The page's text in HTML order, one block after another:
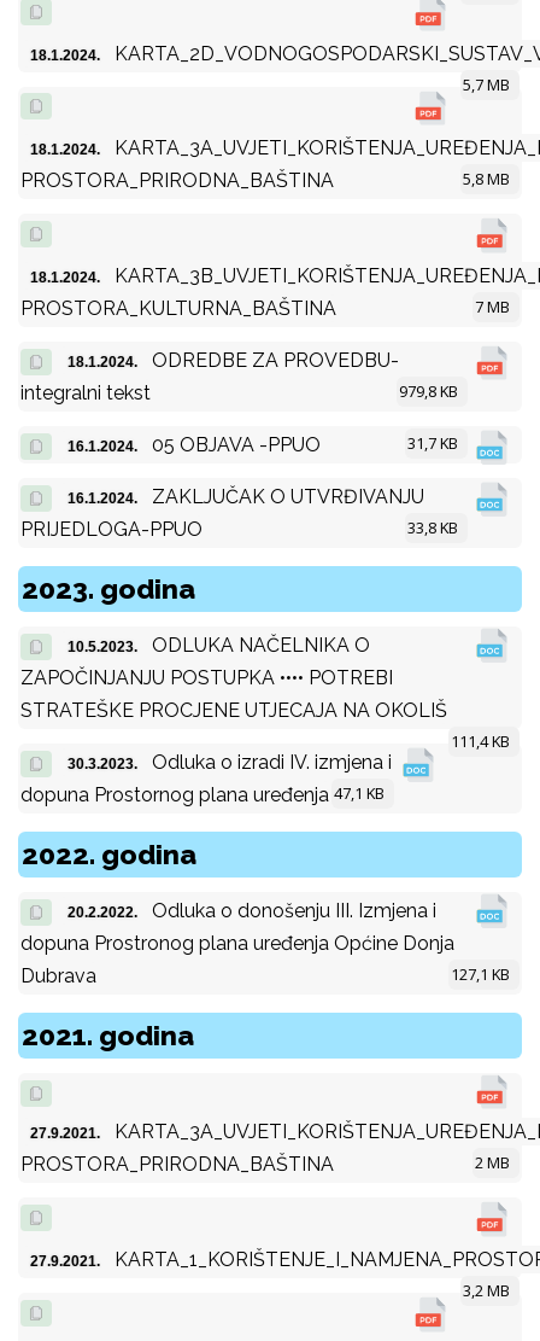
18.1.2024.
5,7 MB
18.1.2024.
PROSTORA_PRIRODNA_BAŠTINA
5,8 MB
18.1.2024.
PROSTORA_KULTURNA_BAŠTINA
7 MB
18.1.2024.
ODREDBE ZA PROVEDBU-
integralni tekst
979,8 KB
16.1.2024. 05 OBJAVA -PPUO 31,7 KB
16.1.2024.
ZAKLJUČAK O UTVRĐIVANJU
PRIJEDLOGA-PPUO
33,8 KB
2023. godina
10.5.2023.
ODLUKA NAČELNIKA O
ZAPOČINJANJU POSTUPKA •••• POTREBI
STRATEŠKE PROCJENE UTJECAJA NA OKOLIŠ
111,4 KB
30.3.2023.
Odluka o izradi IV. izmjena i
dopuna Prostornog plana uređenja 47,1 KB
2022. godina
20.2.2022.
Odluka o donošenju III. Izmjena i
dopuna Prostronog plana uređenja Općine Donja
Dubrava
127,1 KB
2021. godina
27.9.2021.
PROSTORA_PRIRODNA_BAŠTINA
2 MB
27.9.2021.
3,2 MB